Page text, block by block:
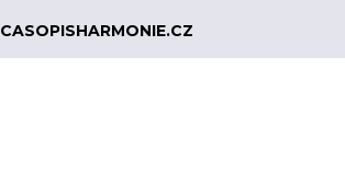
CASOPISHARMONIE.CZ